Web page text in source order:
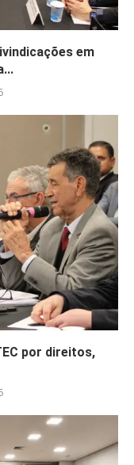
em
por direitos,